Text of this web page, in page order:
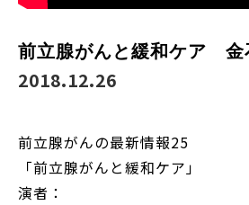
前立腺がんと緩和ケア 金
2018.12.26
前立腺がんの最新情報25
「前立腺がんと緩和ケア」
演者：